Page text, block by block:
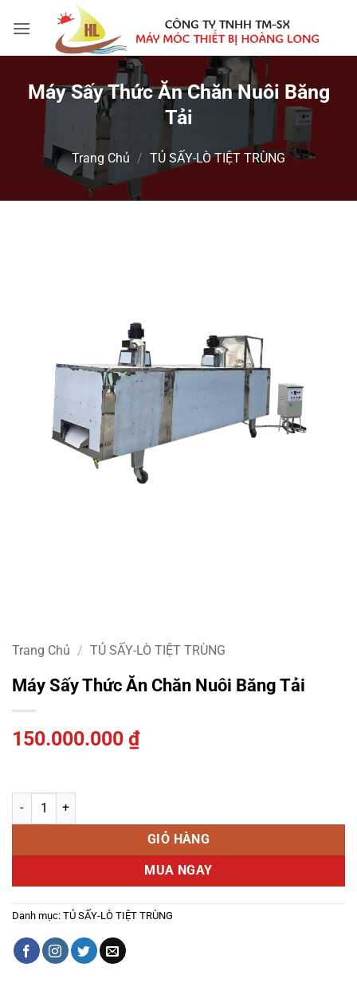
qua
Máy Sấy Thức Ăn Chăn Nuôi Băng
Tải
Trang Chủ / TỦ SẤY-LÒ TIỆT TRÙNG
Trang Chủ / TỦ SẤY-LÒ TIỆT TRÙNG
Máy Sấy Thức Ăn Chăn Nuôi Băng Tải
150.000.000 ₫
Máy sấy thức ăn chăn nuôi băng tải số lượng
GIỎ HÀNG
MUA NGAY
Danh mục: TỦ SẤY-LÒ TIỆT TRÙNG